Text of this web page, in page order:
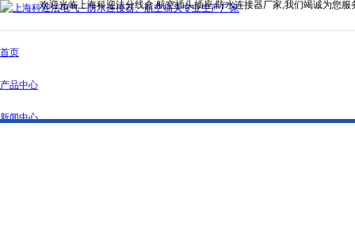
欢迎光临上海科迎法分线盒,航空插头插座,防水连接器厂家,我们竭诚为您服
首页
产品中心
新闻中心